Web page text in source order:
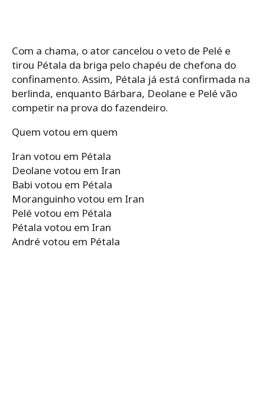
Com a chama, o ator cancelou o veto de Pelé e
tirou Pétala da briga pelo chapéu de chefona do
confinamento. Assim, Pétala já está confirmada na
berlinda, enquanto Bárbara, Deolane e Pelé vão
competir na prova do fazendeiro.
Quem votou em quem
Iran votou em Pétala
Deolane votou em Iran
Babi votou em Pétala
Moranguinho votou em Iran
Pelé votou em Pétala
Pétala votou em Iran
André votou em Pétala